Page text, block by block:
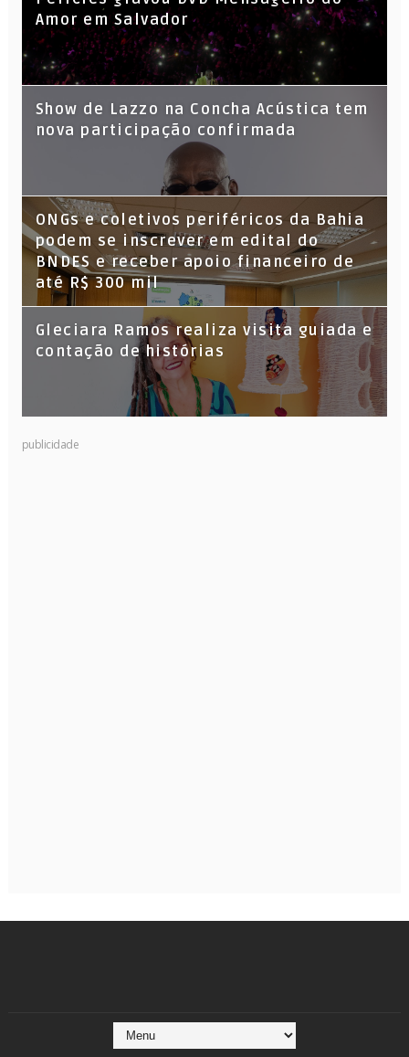
Amor em Salvador
Show de Lazzo na Concha Acústica tem
nova participação confirmada
ONGs e coletivos periféricos da Bahia
podem se inscrever em edital do
BNDES e receber apoio financeiro de
até R$ 300 mil
Gleciara Ramos realiza visita guiada e
contação de histórias
publicidade